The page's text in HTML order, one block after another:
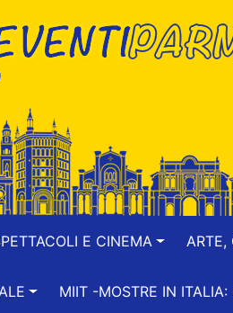
E CINEMA ARTE,
MIIT -MOSTRE IN ITALIA: